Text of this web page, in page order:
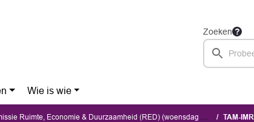
Zoeken
Wie is wie
Ruimte, Economie & Duurzaamheid (RED) (woensdag 3 juni 2026) TAM-